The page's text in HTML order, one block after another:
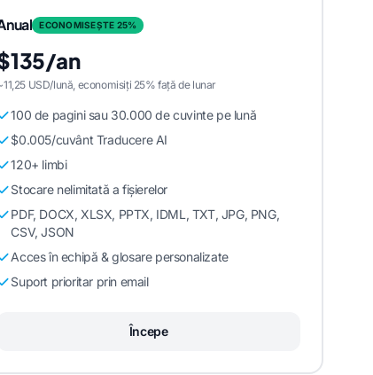
ECONOMISEȘTE 25%
an
USD/lună, economisiți 25% față de lunar
100 de pagini sau 30.000 de cuvinte pe lună
$0.005/cuvânt Traducere AI
120+ limbi
Stocare nelimitată a fișierelor
PDF, DOCX, XLSX, PPTX, IDML, TXT, JPG, PNG,
CSV, JSON
Acces în echipă & glosare personalizate
Suport prioritar prin email
Începe